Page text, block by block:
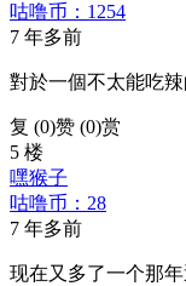
咕噜币：1254
7 年多前
對於一個不太能吃
复 (0)赞 (0)赏
5 楼
嘿猴子
咕噜币：28
7 年多前
现在又多了一个那